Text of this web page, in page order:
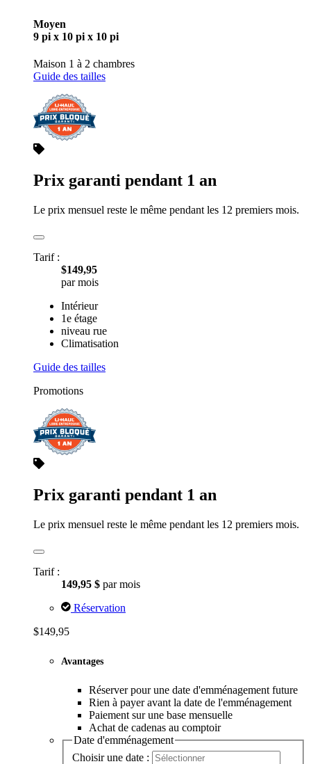
Moyen
9 pi x 10 pi x 10 pi
Maison 1 à 2 chambres
Guide des tailles
Prix garanti pendant 1 an
Le prix mensuel reste le même pendant les 12 premiers mois.
Tarif :
$149,95
par mois
Intérieur
1e étage
niveau rue
Climatisation
Guide des tailles
Promotions
Prix garanti pendant 1 an
Le prix mensuel reste le même pendant les 12 premiers mois.
Tarif :
149,95 $ par mois
Réservation
$149,95
Avantages
Réserver pour une date d'emménagement future
Rien à payer avant la date de l'emménagement
Paiement sur une base mensuelle
Achat de cadenas au comptoir
Date d'emménagement
Choisir une date :